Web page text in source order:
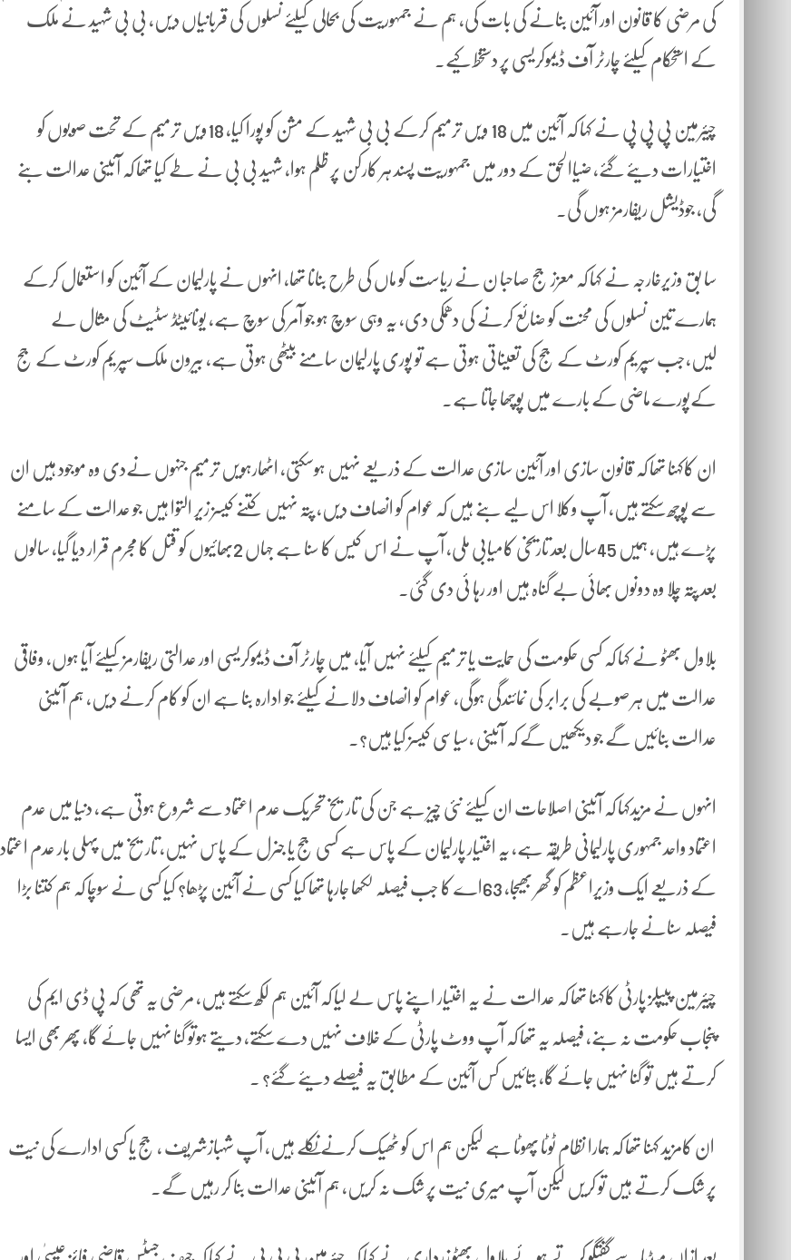
کی مرضی کا قانون اور آئین بنانے کی بات کی، ہم نے جمہوریت کی بحالی کیلئے نسلوں کی قربانیاں دیں، بی بی شہید نے ملک
کے استحکام کیلئے چارٹر آف ڈیموکریسی پر دستخط کیے۔
چیئرمین پی پی پی نے کہا کہ آئین میں 18 ویں ترمیم کرکے بی بی شہید کے مشن کو پورا کیا، 18ویں ترمیم کے تحت صوبوں کو
اختیارات دیئے گئے، ضیاالحق کے دور میں جمہوریت پسند ہر کارکن پر ظلم ہوا، شہید بی بی نے طے کیا تھا کہ آئینی عدالت بنے
گی، جوڈیشل ریفارمز ہوں گی۔
سا بق وزیرخارجہ نے کہا کہ معزز جج صاحبا ن نے ریاست کو ماں کی طرح بنانا تھا، انہوں نے پارلیمان کے آئین کو استعمال کرکے
ہمارے تین نسلوں کی محنت کو ضائع کرنے کی دھمکی دی، یہ وہی سوچ ہو جو آمر کی سوچ ہے، یونائیٹڈ سٹیٹ کی مثال لے
لیں،جب سپریم کورٹ کے جج کی تعیناتی ہوتی ہے تو پوری پارلیمان سامنے بیٹھی ہوتی ہے، بیرون ملک سپریم کورٹ کے جج
کےپورے ماضی کے بارے میں پوچھا جاتا ہے۔
ان کاکہنا تھا کہ قانون سازی اور آئین سازی عدالت کے ذریعے نہیں ہوسکتی، اٹھارہویں ترمیم جنہوں نےدی وہ موجود ہیں ان
سے پوچھ سکتے ہیں، آپ وکلا اس لیے بنے ہیں کہ عوام کو انصاف دیں، پتہ نہیں کتنے کیسز زیر التوا ہیں جو عدالت کے سامنے
پڑے ہیں، ہمیں 45سال بعد تاریخی کامیابی ملی، آپ نے اس کیس کا سنا ہے جہاں 2بھائیوں کو قتل کا مجرم قرار دیا گیا، سالوں
بعد پتہ چلا وہ دونوں بھائی بے گناہ ہیں اور رہا ئی دی گئی۔
بلاول بھٹو نے کہا کہ کسی حکومت کی حمایت یا ترمیم کیلئے نہیں آیا، میں چارٹر آف ڈیموکریسی اور عدالتی ریفارمز کیلئے آیا ہوں، وفاقی
عدالت میں ہر صوبے کی برابر کی نمائندگی ہوگی، عوام کو انصاف دلانے کیلئے جو ادارہ بنا ہے ان کو کام کرنے دیں، ہم آئینی
عدالت بنائیں گے جو دیکھیں گے کہ آئینی ،سیاسی کیسز کیا ہیں؟۔
انہوں نے مزیدکہا کہ آئینی اصلاحات ان کیلئے نئی چیز ہے جن کی تاریخ تحریک عدم اعتماد سے شروع ہوتی ہے، دنیا میں عدم
اعتماد واحد جمہوری پارلیمانی طریقہ ہے، یہ اختیار پارلیمان کے پاس ہے کسی جج یا جنرل کے پاس نہیں، تاریخ میں پہلی بار عدم اعتماد
کے ذریعے ایک وزیراعظم کو گھر بھیجا، 63اے کا جب فیصلہ لکھا جارہا تھا کیا کسی نے آئین پڑھا؟ کیا کسی نے سوچا کہ ہم کتنا بڑا
فیصلہ سنانے جارہے ہیں۔
چیئرمین پیپلز پارٹی کاکہنا تھا کہ عدالت نے یہ اختیار اپنے پاس لے لیا کہ آئین ہم لکھ سکتے ہیں، مرضی یہ تھی کہ پی ڈی ایم کی
پنجاب حکومت نہ بنے، فیصلہ یہ تھا کہ آپ ووٹ پارٹی کے خلاف نہیں دے سکتے، دیتے ہوتو گنا نہیں جائے گا، پھر بھی ایسا
کرتے ہیں تو گنا نہیں جائے گا، بتائیں کس آئین کے مطابق یہ فیصلے دیئے گئے؟ ۔
ان کامزید کہنا تھا کہ ہمارا نظام ٹوٹا پھوٹا ہے لیکن ہم اس کو ٹھیک کرنے نکلے ہیں، آپ شہبازشریف ، جج یا کسی ادارے کی نیت
پر شک کرتے ہیں تو کریں لیکن آپ میری نیت پر شک نہ کریں، ہم آئینی عدالت بنا کر رہیں گے۔